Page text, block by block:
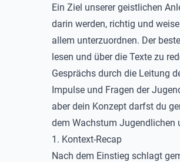
Ein Ziel unserer geistlichen
darin werden, richtig und
allem unterzuordnen. Der
lesen und über die Texte zu
Gesprächs durch die Leitung
Impulse und Fragen der
aber dein Konzept darfst du
dem Wachstum Jugendlichen
1. Kontext-Recap
Nach dem Einstieg schlagt